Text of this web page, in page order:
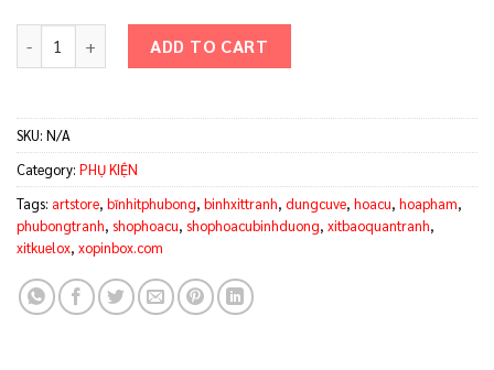
ADD TO CART
SKU: N/A
Category: PHỤ KIỆN
Tags: artstore, bĩnhitphubong, binhxittranh, dungcuve, hoacu, hoapham,
phubongtranh, shophoacu, shophoacubinhduong, xitbaoquantranh,
xitkuelox, xopinbox.com